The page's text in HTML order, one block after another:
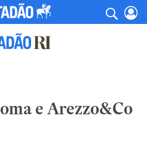
e Arezzo&Co